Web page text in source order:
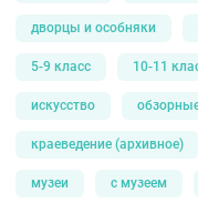
дворцы и особняки
5-9 класс 10-11
искусство
краеведение (архивное)
музеи с музеем